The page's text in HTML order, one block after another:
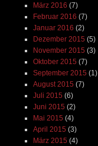
März 2016 (7)
Februar 2016 (7)
Januar 2016 (2)
Dezember 2015 (5)
November 2015 (3)
Oktober 2015 (7)
September 2015 (1)
August 2015 (7)
Juli 2015 (6)
Juni 2015 (2)
Mai 2015 (4)
April 2015 (3)
März 2015 (4)